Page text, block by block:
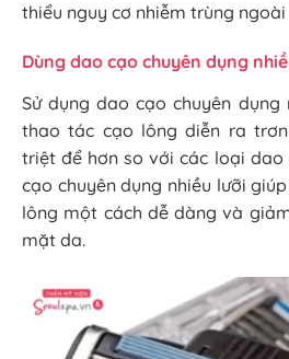
thiểu nguy cơ nhiễm trùng
Dùng dao cạo chuyên dụng
Sử dụng dao cạo chuyên
thao tác cạo lông diễn ra
triệt để hơn so với các loại dao
cạo chuyên dụng nhiều lưỡi
lông một cách dễ dàng và
mặt da.